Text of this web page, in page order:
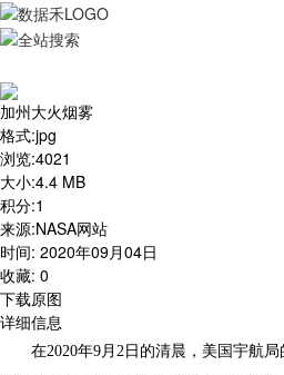
加州大火烟雾
格式:jpg
浏览:4021
大小:4.4 MB
积分:1
来源:NASA网站
时间: 2020年09月04日
收藏: 0
下载原图
详细信息
在2020年9月2日的清晨，美国宇航